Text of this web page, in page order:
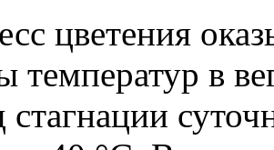
цветения
температур в
стагнации